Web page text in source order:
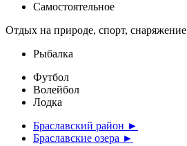
Самостоятельное
Отдых на природе, спорт, снаряжение
Рыбалка
Футбол
Волейбол
Лодка
Браславский район ►
Браславские озера ►